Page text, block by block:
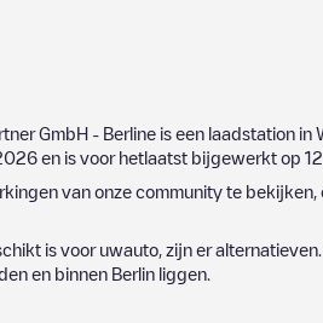
GmbH - Berline is een laadstation in
en is voor hetlaatst bijgewerkt op
van onze community te
is voor uwauto, zijn er
en binnen Berlin liggen.